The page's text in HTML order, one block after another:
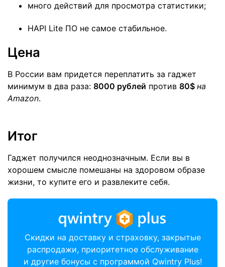
много действий для просмотра статистики;
HAPI Lite ПО не самое стабильное.
Цена
В России вам придется переплатить за гаджет
минимум в два раза: 8000 рублей против 80$ на
Amazon.
Итог
Гаджет получился неоднозначным. Если вы в
хорошем смысле помешаны на здоровом образе
жизни, то купите его и развлеките себя.
Скидки на доставку и страховку, закрытые
распродажи, приоритетное обслуживание
и другие бонусы с программой Qwintry Plus!